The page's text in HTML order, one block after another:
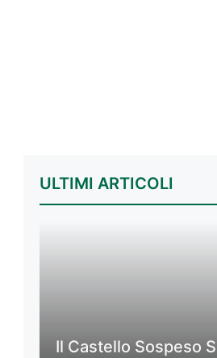
ULTIMI ARTICOLI
Il Castello Sospeso